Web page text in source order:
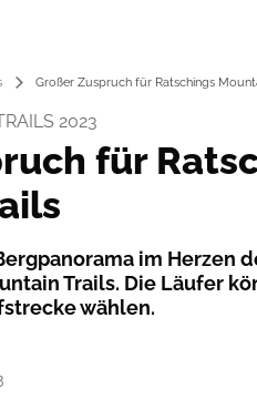
Großer Zuspruch für Ratschings
2023
für
im Herzen
Trails. Die Läufer
wählen.